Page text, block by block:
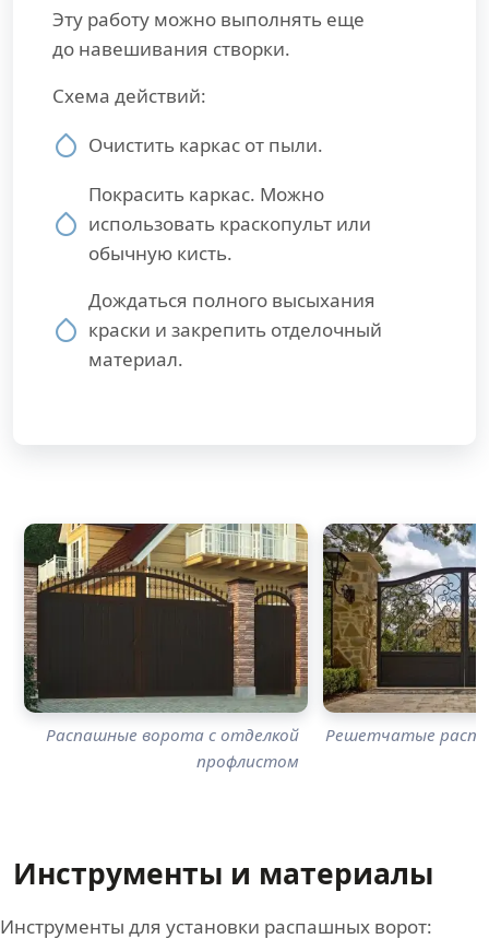
Эту работу можно выполнять еще
до навешивания створки.
Схема действий:
Очистить каркас от пыли.
Покрасить каркас. Можно
использовать краскопульт или
обычную кисть.
Дождаться полного высыхания
краски и закрепить отделочный
материал.
Распашные ворота с отделкой
профлистом
Решетчатые
Инструменты и материалы
Инструменты для установки распашных ворот: